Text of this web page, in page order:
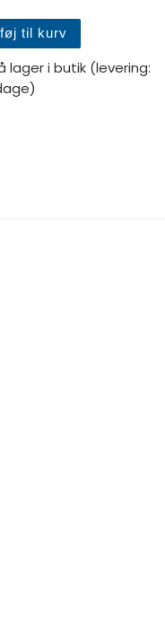
til kurv
lager i butik (levering: